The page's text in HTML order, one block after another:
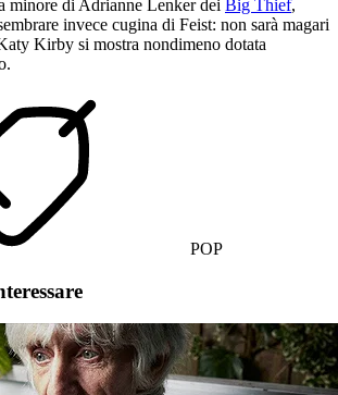
minore di Adrianne Lenker dei Big Thief,
invece cugina di Feist: non sarà magari
Kirby si mostra nondimeno dotata
POP